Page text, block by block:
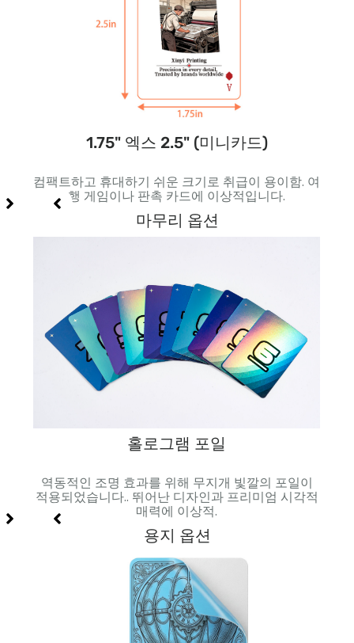
1.75" 엑스 2.5" (미니카드)
컴팩트하고 휴대하기 쉬운 크기로 취급이 용이함. 여
행 게임이나 판촉 카드에 이상적입니다.
마무리 옵션
홀로그램 포일
역동적인 조명 효과를 위해 무지개 빛깔의 포일이
적용되었습니다.. 뛰어난 디자인과 프리미엄 시각적
매력에 이상적.
용지 옵션